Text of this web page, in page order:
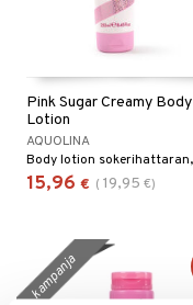
Pink Sugar Creamy Body
Lotion
AQUOLINA
15,96 € ( 19,95 €)
kampanja
ja naamiot
Huulten Hoito
Happy For Men
Miehille
& Ihonpuhdistus
& vastauksia